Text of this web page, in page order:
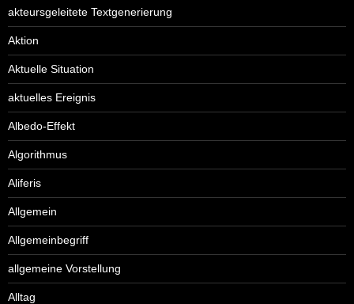
akteursgeleitete Textgenerierung
Aktion
Aktuelle Situation
aktuelles Ereignis
Albedo-Effekt
Algorithmus
Aliferis
Allgemein
Allgemeinbegriff
allgemeine Vorstellung
Alltag